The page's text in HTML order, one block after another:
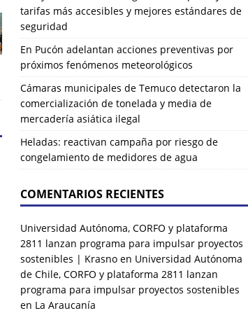
tarifas más accesibles y mejores estándares de
seguridad
En Pucón adelantan acciones preventivas por
próximos fenómenos meteorológicos
Cámaras municipales de Temuco detectaron la
comercialización de tonelada y media de
mercadería asiática ilegal
Heladas: reactivan campaña por riesgo de
congelamiento de medidores de agua
COMENTARIOS RECIENTES
Universidad Autónoma, CORFO y plataforma
2811 lanzan programa para impulsar proyectos
sostenibles | Krasnoen Universidad Autónoma
de Chile, CORFO y plataforma 2811 lanzan
programa para impulsar proyectos sostenibles
en La Araucanía